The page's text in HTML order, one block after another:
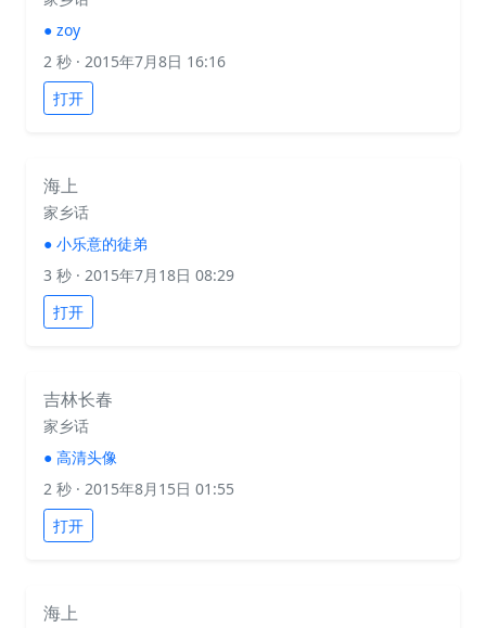
● zoy
2 秒 · 2015年7月8日 16:16
打开
海上
家乡话
● 小乐意的徒弟
3 秒 · 2015年7月18日 08:29
打开
吉林长春
家乡话
● 高清头像
2 秒 · 2015年8月15日 01:55
打开
海上